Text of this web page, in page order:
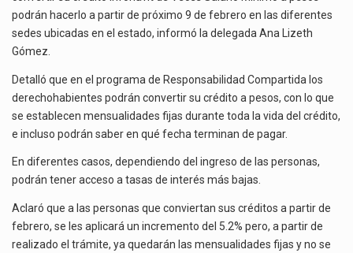
El secretario de Economía de México, Marcelo Ebrard Casaubon, sostuvo una reunión de trabajo con…
La reforma que reduce la jornada laboral a 40 horas semanales omitió precisar su aplicación…
El gobierno federal creó mediante decreto la Oficina Presidencial para la Promoción de Inversiones, instancia…
REALIZARSE
podrán hacerlo a partir de próximo 9 de febrero en las diferentes
sedes ubicadas en el estado, informó la delegada Ana Lizeth
Gómez.
Detalló que en el programa de Responsabilidad Compartida los
derechohabientes podrán convertir su crédito a pesos, con lo que
se establecen mensualidades fijas durante toda la vida del crédito,
e incluso podrán saber en qué fecha terminan de pagar.
En diferentes casos, dependiendo del ingreso de las personas,
podrán tener acceso a tasas de interés más bajas.
Aclaró que a las personas que conviertan sus créditos a partir de
febrero, se les aplicará un incremento del 5.2% pero, a partir de
realizado el trámite, ya quedarán las mensualidades fijas y no se